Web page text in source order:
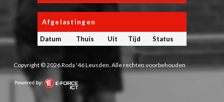
Afgelastingen
Datum Thuis Uit Tijd Status
Copyright © 2026 Roda '46 Leusden. Alle rechten voorbehouden